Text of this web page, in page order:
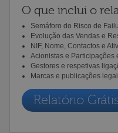
O que inclui o
Semáforo do Risco de
Evolução das Vendas e
NIF, Nome, Contactos e
Acionistas e Participações
Gestores e respetivas
Marcas e publicações
Relatório